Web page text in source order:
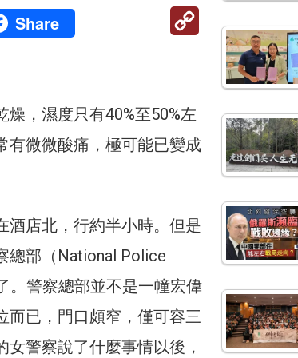
Share
Link
，濕度只有40%至50%左
有微微酸痛，極可能已變成
酒店北，行約半小時。但是
總部（National Police
。警察總部並不是一幢宏偉
而已，門口頗窄，僅可容三
警察說了什麼事情以後，